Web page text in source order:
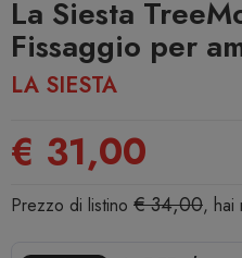
La Siesta
Fissaggio per
LA SIESTA
€ 31,00
Prezzo di listino € 34,00, hai